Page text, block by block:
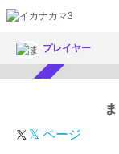
プレイヤー
ま
𝕏 ページ